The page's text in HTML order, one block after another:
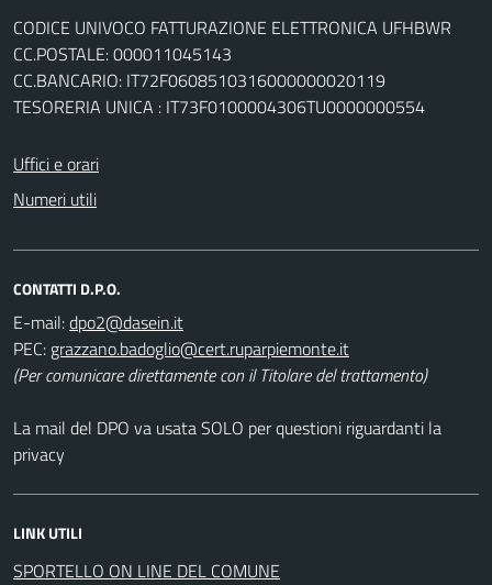
CODICE UNIVOCO FATTURAZIONE ELETTRONICA UFHBWR
CC.POSTALE: 000011045143
CC.BANCARIO: IT72F0608510316000000020119
TESORERIA UNICA : IT73F0100004306TU0000000554
Uffici e orari
Numeri utili
CONTATTI D.P.O.
E-mail:
PEC:
(Per comunicare direttamente con il Titolare del trattamento)
La mail del DPO va usata SOLO per questioni riguardanti la
privacy
LINK UTILI
SPORTELLO ON LINE DEL COMUNE